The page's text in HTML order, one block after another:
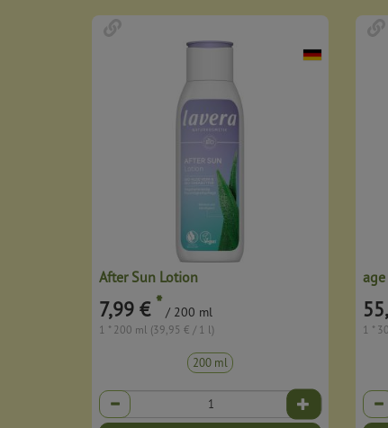
After Sun Lotion
7,99 € * / 200 ml
1 * 200 ml (39,95 € / 1 l)
200 ml
Anzahl
1 *